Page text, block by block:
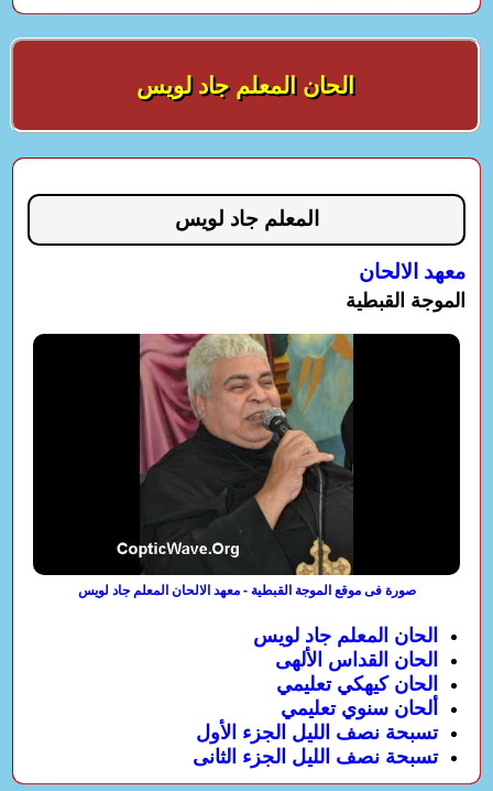
الحان المعلم جاد لويس
المعلم جاد لويس
معهد الالحان
الموجة القبطية
صورة فى موقع الموجة القبطية - معهد الالحان المعلم جاد لويس
الحان المعلم جاد لويس
الحان القداس الألهى
الحان كيهكي تعليمي
ألحان سنوي تعليمي
تسبحة نصف الليل الجزء الأول
تسبحة نصف الليل الجزء الثانى